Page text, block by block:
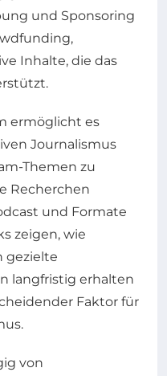
und Sponsoring
Inhalte, die das
ermöglicht es
Journalismus
Themen zu
Recherchen
und Formate
zeigen, wie
gezielte
langfristig erhalten
Faktor für
von